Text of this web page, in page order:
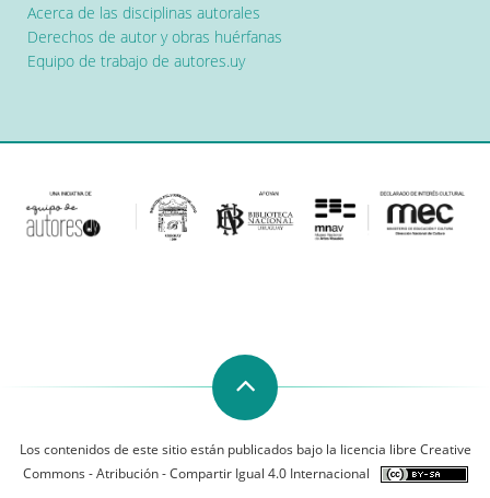
Acerca de las disciplinas autorales
Derechos de autor y obras huérfanas
Equipo de trabajo de autores.uy
Los contenidos de este sitio están publicados bajo la licencia libre Creative
Commons - Atribución - Compartir Igual 4.0 Internacional